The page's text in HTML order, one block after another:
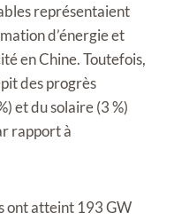
représentaient
d’énergie et
en Chine. Toutefois,
des progrès
et du solaire (3 %)
rapport à
ont atteint 193 GW